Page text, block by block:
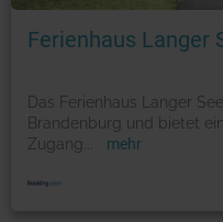
Ferienhaus Langer
Das Ferienhaus Langer
Brandenburg und bietet
Zugang
mehr